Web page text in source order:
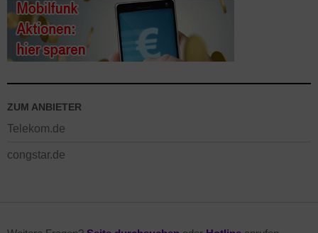
ZUM ANBIETER
Telekom.de
congstar.de